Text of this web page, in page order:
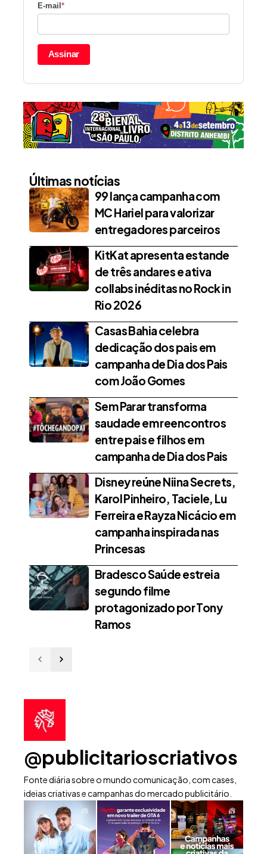
E-mail *
Assinar
Últimas notícias
99 lança campanha com
MC Hariel para valorizar
entregadores parceiros
KitKat apresenta estande
de três andares e ativa
collabs inéditas no Rock in
Rio 2026
Casas Bahia celebra
dedicação dos pais em
campanha de Dia dos Pais
com João Gomes
Sem Parar transforma
saudade em reencontros
entre pais e filhos em
campanha de Dia dos Pais
Disney reúne Niina Secrets,
Karol Pinheiro, Taciele, Lu
Ferreira e Rayza Nicácio em
campanha inspirada nas
Princesas
Bradesco Saúde estreia
segundo filme
protagonizado por Tony
Ramos
@publicitarioscriativos
Fonte diária sobre o mundo comunicação, com cases,
ideias criativas e campanhas do mercado publicitário.